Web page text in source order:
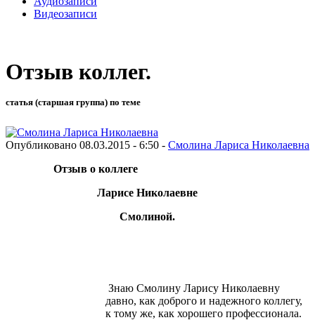
Видеозаписи
Отзыв коллег.
статья (старшая группа) по теме
Опубликовано 08.03.2015 - 6:50 - Смолина Лариса Николаевна
о коллеге
Ларисе Николаевне
Смолиной.
Знаю Смолину Ларису Николаевну
давно, как доброго и надежного коллегу,
к тому же, как хорошего профессионала.